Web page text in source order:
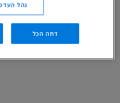
נהל
דחה הכל